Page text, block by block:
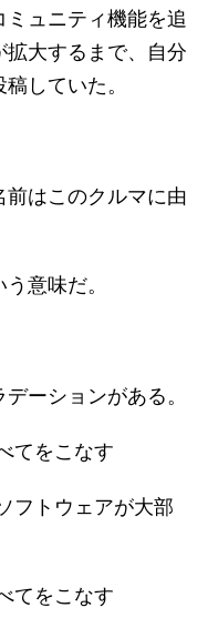
ュニティ機能を追
大するまで、自分
していた。
前はこのクルマに由
意味だ。
ーションがある。
てをこなす
フトウェアが大部
てをこなす